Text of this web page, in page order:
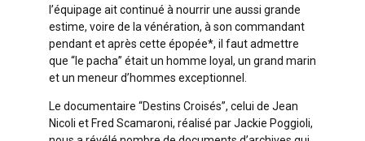
l’équipage ait continué à nourrir une aussi grande
estime, voire de la vénération, à son commandant
pendant et après cette épopée*, il faut admettre
que “le pacha” était un homme loyal, un grand marin
et un meneur d’hommes exceptionnel.
Le documentaire “Destins Croisés”, celui de Jean
Nicoli et Fred Scamaroni, réalisé par Jackie Poggioli,